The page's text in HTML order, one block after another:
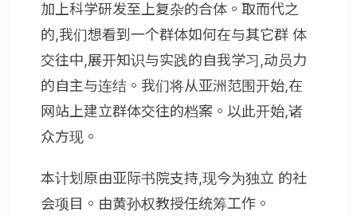
加上科学研发至上复杂的合体。取而代之
的,我们想看到一个群体如何在与其它群 体
交往中,展开知识与实践的自我学习,动员力
的自主与连结。我们将从亚洲范围开始,在
网站上建立群体交往的档案。以此开始,诸
众方现。
本计划原由亚际书院支持,现今为独立 的社
会项目。由黄孙权教授任统筹工作。